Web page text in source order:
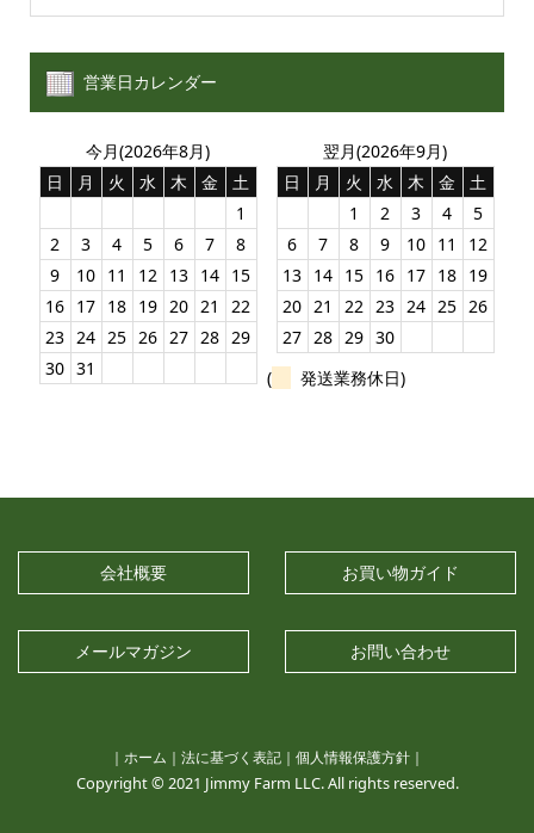
営業日カレンダー
今月(2026年8月)
日
月 火 水 木 金
土
1
2
3 4 5 6 7
8
9
10 11 12 13 14 15
16 17 18 19 20 21
22
23 24 25 26 27 28 29
30 31
翌月(2026年9月)
日
月 火 水 木 金
土
1
2 3 4
5
6
7 8 9 10 11
12
13 14 15 16 17 18 19
20 21 22 23 24 25 26
27 28 29 30
(
発送業務休日)
会社概要 お買い物ガイド
メールマガジン お問い合わせ
｜ ホーム ｜ 法に基づく表記 ｜ 個人情報保護方針 ｜
Copyright © 2021 Jimmy Farm LLC. All rights reserved.